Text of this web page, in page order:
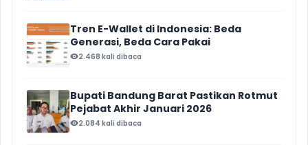
Tren E-Wallet di Indonesia: Beda
Generasi, Beda Cara Pakai
2.468 kali dibaca
Bupati Bandung Barat Pastikan Rotmut
Pejabat Akhir Januari 2026
2.084 kali dibaca